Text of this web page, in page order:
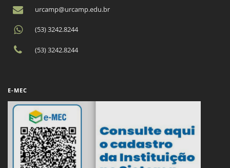
urcamp@urcamp.edu.br
(53) 3242.8244
(53) 3242.8244
E-MEC